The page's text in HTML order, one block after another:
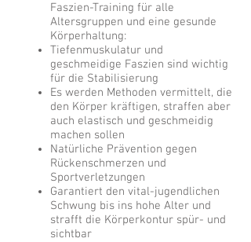
Faszien-Training für alle
Altersgruppen und eine gesunde
Körperhaltung:
Tiefenmuskulatur und
geschmeidige Faszien sind wichtig
für die Stabilisierung
Es werden Methoden vermittelt, die
den Körper kräftigen, straffen aber
auch elastisch und geschmeidig
machen sollen
Natürliche Prävention gegen
Rückenschmerzen und
Sportverletzungen
Garantiert den vital-jugendlichen
Schwung bis ins hohe Alter und
strafft die Körperkontur spür- und
sichtbar